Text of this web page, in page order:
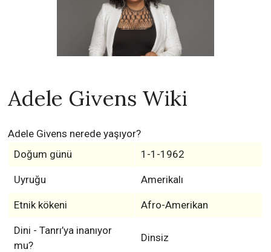
Adele Givens Wiki
Adele Givens nerede yaşıyor?
Doğum günü
1-1-1962
Uyruğu Amerikalı
Etnik kökeni Afro-Amerikan
Dini - Tanrı’ya inanıyor
mu?
Dinsiz